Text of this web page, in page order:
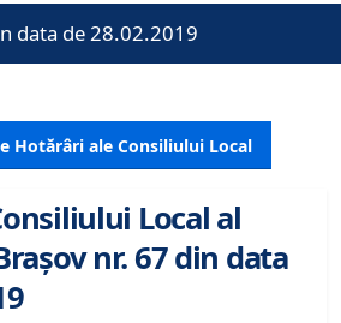
data de 28.02.2019
Hotărâri ale Consiliului Local
Local al
nr. 67 din data